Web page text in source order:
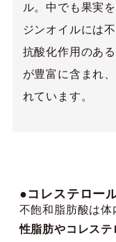
ル。中でも果実
ジンオイルには
抗酸化作用のあ
が豊富に含まれ
れています。
●コレステロー
不飽和脂肪酸は体
性脂肪やコレス